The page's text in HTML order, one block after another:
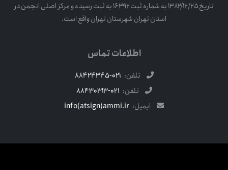
تاریخ ۱۳۸۲/۱۲/۲۵ به شماره ثبت ۱۶۳۹۲ به ثبت رسیده و مرکز اصلی انجمن در
استان تهران شهرستان تهران واقع است.
اطلاعات تماس
تلفن: 021-88424345
تلفن: 021-88430313
ایمیل: info(atsign)ammi.ir